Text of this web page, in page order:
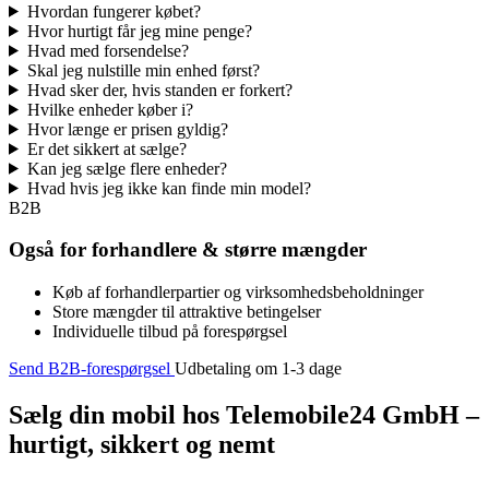
Hvordan fungerer købet?
Hvor hurtigt får jeg mine penge?
Hvad med forsendelse?
Skal jeg nulstille min enhed først?
Hvad sker der, hvis standen er forkert?
Hvilke enheder køber i?
Hvor længe er prisen gyldig?
Er det sikkert at sælge?
Kan jeg sælge flere enheder?
Hvad hvis jeg ikke kan finde min model?
B2B
Også for forhandlere & større mængder
Køb af forhandlerpartier og virksomhedsbeholdninger
Store mængder til attraktive betingelser
Individuelle tilbud på forespørgsel
Send B2B-forespørgsel Udbetaling om 1-3 dage
Sælg din mobil hos Telemobile24 GmbH –
hurtigt, sikkert og nemt